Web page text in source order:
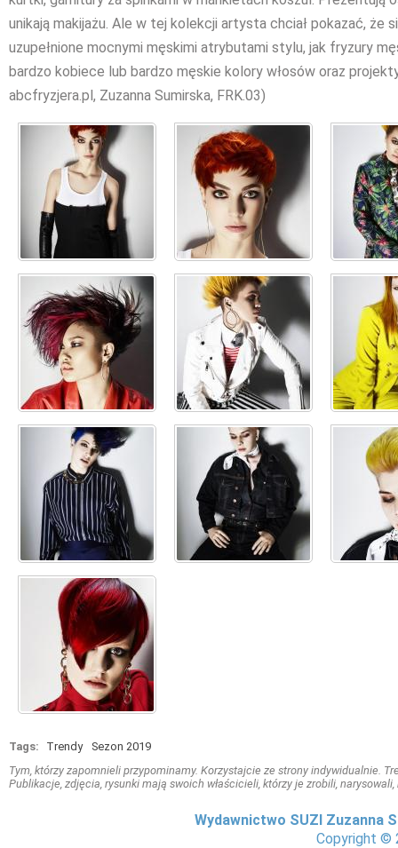
unikają makijażu. Ale w tej kolekcji artysta chciał pokazać, że
uzupełnione mocnymi męskimi atrybutami stylu, jak fryzury
bardzo kobiece lub bardzo męskie kolory włosów oraz
abcfryzjera.pl, Zuzanna Sumirska, FRK.03)
Tags: Trendy
Sezon 2019
Tym, którzy zapomnieli przypominamy. Korzystajcie ze strony indywidualnie.
Publikacje, zdjęcia, rysunki mają swoich właścicieli, którzy je zrobili,
Wydawnictwo SUZI Zuzanna
Copyright ©